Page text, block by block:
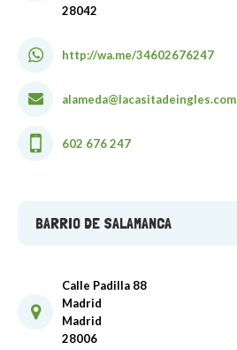
28042
http://wa.me/34602676247
alameda@lacasitadeingles.com
602 676 247
BARRIO DE SALAMANCA
Calle Padilla 88
Madrid
Madrid
28006